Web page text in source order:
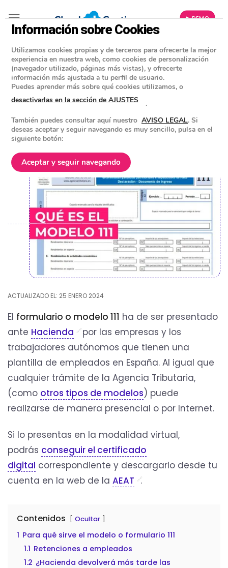
▶ DEMO
BLOG»IMPUESTOS PARA EMPRESAS Y AUTÓNOMOS
▷ Qué es el Modelo 111, quien está
obligado a ello y cuando se
presenta.
POSTED ON9 MAYO 2022
ACTUALIZADO EL: 25 ENERO 2024
El formulario o modelo 111 ha de ser presentado
ante Hacienda por las empresas y los
trabajadores autónomos que tienen una
plantilla de empleados en España. Al igual que
cualquier trámite de la Agencia Tributaria,
(como otros tipos de modelos) puede
realizarse de manera presencial o por Internet.
Si lo presentas en la modalidad virtual,
podrás conseguir el certificado
digital correspondiente y descargarlo desde tu
cuenta en la web de la AEAT .
Contenidos Ocultar
1 Para qué sirve el modelo o formulario 111
1.1 Retenciones a empleados
1.2 ¿Hacienda devolverá más tarde las
Información sobre Cookies
Utilizamos cookies propias y de terceros para ofrecerte la mejor
experiencia en nuestra web, como cookies de personalización
(navegador utilizado, páginas más vistas), y ofrecerte
información más ajustada a tu perfil de usuario.
Puedes aprender más sobre qué cookies utilizamos, o
desactivarlas en la sección de AJUSTES
.
También puedes consultar aquí nuestro AVISO LEGAL. Si
deseas aceptar y seguir navegando es muy sencillo, pulsa en el
siguiente botón:
Aceptar y seguir navegando